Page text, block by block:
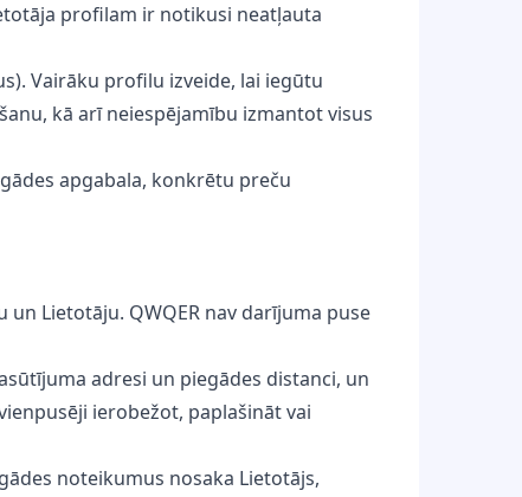
profilam ir notikusi neatļauta
Vairāku profilu izveide, lai iegūtu
kā arī neiespējamību izmantot visus
apgabala, konkrētu preču
Lietotāju. QWQER nav darījuma puse
adresi un piegādes distanci, un
ierobežot, paplašināt vai
noteikumus nosaka Lietotājs,